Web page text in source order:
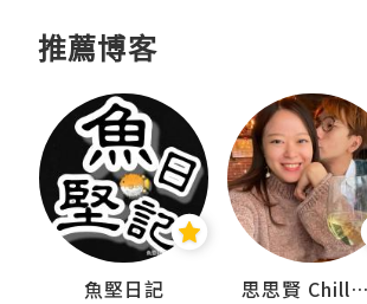
推薦博客
魚堅日記 思思賢 ChillMyBabe